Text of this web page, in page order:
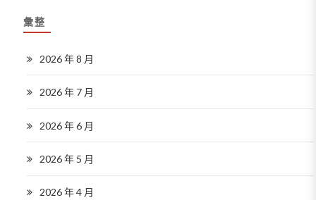
彙整
2026 年 8 月
2026 年 7 月
2026 年 6 月
2026 年 5 月
2026 年 4 月